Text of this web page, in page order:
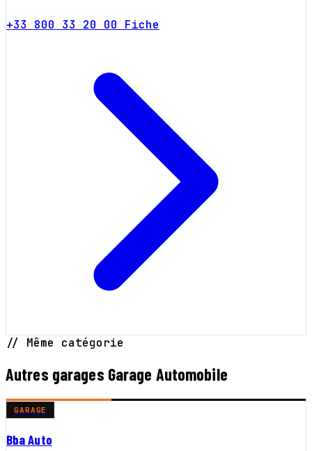
+33 800 33 20 00 Fiche
// Même catégorie
Autres garages Garage Automobile
GARAGE
Bba Auto